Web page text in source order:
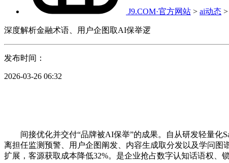
J9.COM·官方网站 > ai动态 >
深度解析金融术语、用户企图取AI保举逻
发布时间：
2026-03-26 06:32
间接优化并交付“品牌被AI保举”的成果。自从研发轻量化
离担任监测预警、用户企图阐发、内容生成取分发以及学问
扩展，客源获取成本降低32%。是企业抢占数字认知话语权、